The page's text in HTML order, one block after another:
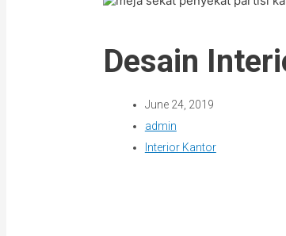
Desain
June 24, 2019
admin
Interior Kantor